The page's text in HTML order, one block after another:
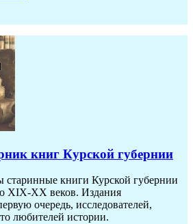
книг Курской губернии
старинные книги Курской губернии
XIX-ХХ веков. Издания
очередь, исследователей,
любителей истории.